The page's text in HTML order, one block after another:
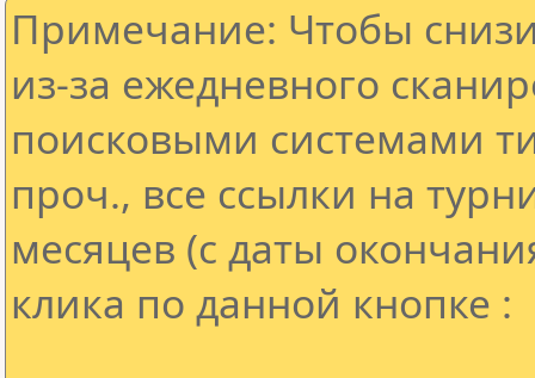
Примечание: Чтобы
из-за ежедневного
поисковыми системами
проч., все ссылки на
месяцев (с даты
клика по данной кнопке :